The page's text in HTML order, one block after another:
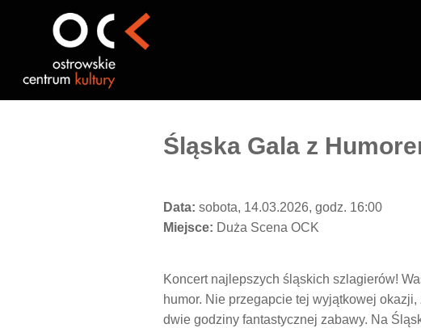
Śląska Gala z
Data: sobota, 14.03.2026, godz. 16:00
Miejsce: Duża Scena OCK
Koncert najlepszych śląskich szlagierów!
humor. Nie przegapcie tej wyjątkowej
dwie godziny fantastycznej zabawy. Na